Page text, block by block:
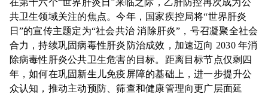
在第十六个“世界肝炎日”来临之际，乙肝防控再次成为公
共卫生领域关注的焦点。今年，国家疾控局将“世界肝炎
日”的宣传主题定为“社会共治 消除肝炎”，号召凝聚全社会
合力，持续巩固病毒性肝炎防治成效，加速迈向 2030 年消
除病毒性肝炎公共卫生危害的目标。距离目标节点仅剩四
年，如何在巩固新生儿免疫屏障的基础上，进一步提升公
众认知，推动主动预防、筛查和健康管理向更广层面延